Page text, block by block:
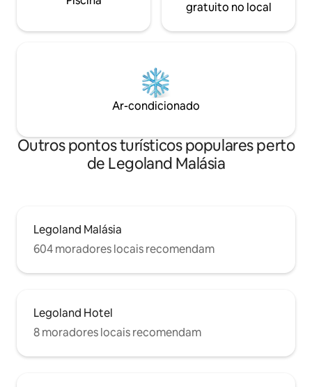
gratuito no local
Ar-condicionado
Outros pontos turísticos populares perto
de Legoland Malásia
Legoland Malásia
604 moradores locais recomendam
Legoland Hotel
8 moradores locais recomendam